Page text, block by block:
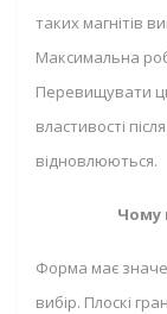
таких магнітів
Максимальна
Перевищувати
властивості
відновлюються.
Чому
Форма має
вибір. Плоскі